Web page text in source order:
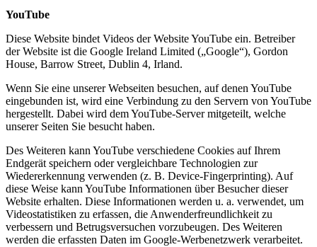
YouTube
Diese Website bindet Videos der Website YouTube ein. Betreiber
der Website ist die Google Ireland Limited („Google“), Gordon
House, Barrow Street, Dublin 4, Irland.
Wenn Sie eine unserer Webseiten besuchen, auf denen YouTube
eingebunden ist, wird eine Verbindung zu den Servern von YouTube
hergestellt. Dabei wird dem YouTube-Server mitgeteilt, welche
unserer Seiten Sie besucht haben.
Des Weiteren kann YouTube verschiedene Cookies auf Ihrem
Endgerät speichern oder vergleichbare Technologien zur
Wiedererkennung verwenden (z. B. Device-Fingerprinting). Auf
diese Weise kann YouTube Informationen über Besucher dieser
Website erhalten. Diese Informationen werden u. a. verwendet, um
Videostatistiken zu erfassen, die Anwenderfreundlichkeit zu
verbessern und Betrugsversuchen vorzubeugen. Des Weiteren
werden die erfassten Daten im Google-Werbenetzwerk verarbeitet.